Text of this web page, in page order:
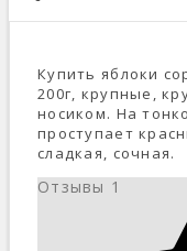
Купить яблоки
200г, крупные,
носиком. На
проступает
сладкая, сочная.
Отзывы 1